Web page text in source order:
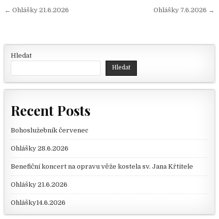
Navigace pro příspěvek Ohlášky 7.6.2026 →
← Ohlášky 21.6.2026
Hledat
Hledat
Recent Posts
Bohoslužebník červenec
Ohlášky 28.6.2026
Benefiční koncert na opravu věže kostela sv. Jana Křtitele
Ohlášky 21.6.2026
Ohlášky14.6.2026